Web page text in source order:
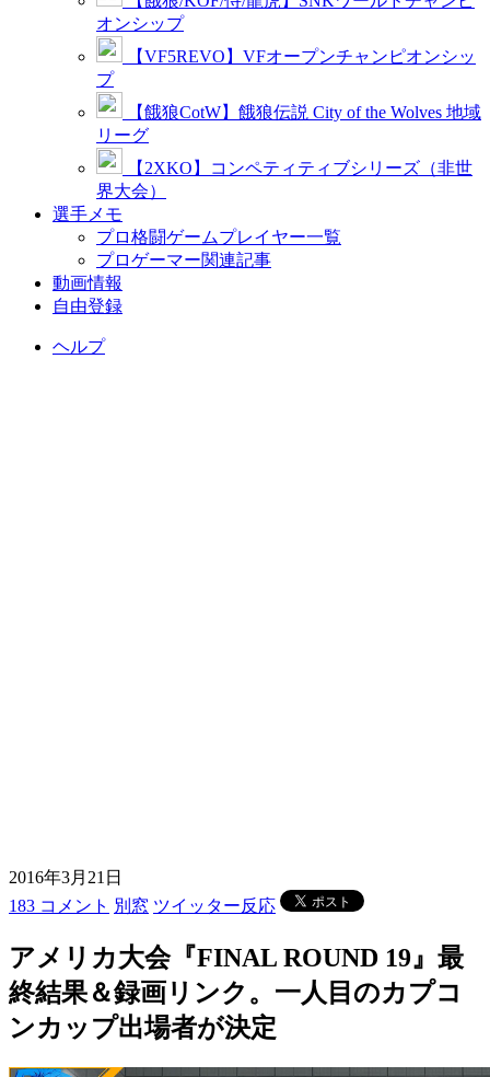
オンシップ
【VF5REVO】VFオープンチャンピオンシッ
プ
【餓狼CotW】餓狼伝説 City of the Wolves 地域
リーグ
【2XKO】コンペティティブシリーズ（非世
界大会）
選手メモ
プロ格闘ゲームプレイヤー一覧
プロゲーマー関連記事
動画情報
自由登録
ヘルプ
2016年3月21日
183 コメント 別窓 ツイッター反応
アメリカ大会『FINAL ROUND 19』最
終結果＆録画リンク。一人目のカプコ
ンカップ出場者が決定